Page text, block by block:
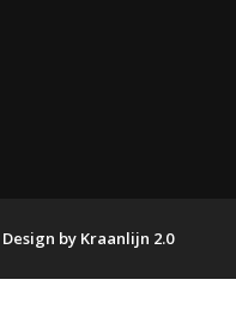
Design by Kraanlijn 2.0